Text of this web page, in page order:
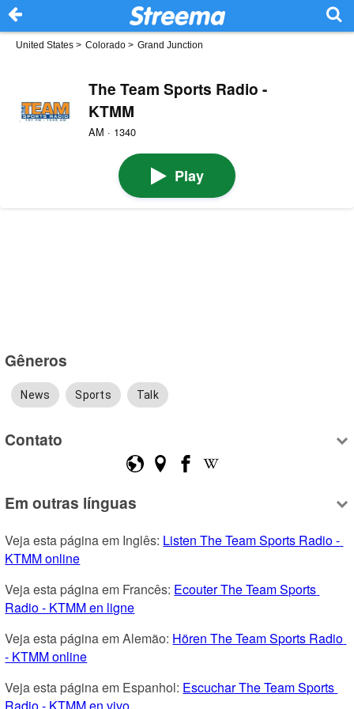
United States > Colorado > Grand Junction
The Team Sports Radio -
KTMM
AM · 1340
Play
Gêneros
News Sports Talk
Contato
Em outras línguas
Veja esta página em Inglês: Listen The Team Sports Radio -
KTMM online
Veja esta página em Francês: Ecouter The Team Sports
Radio - KTMM en ligne
Veja esta página em Alemão: Hören The Team Sports Radio
- KTMM online
Veja esta página em Espanhol: Escuchar The Team Sports
Radio - KTMM en vivo